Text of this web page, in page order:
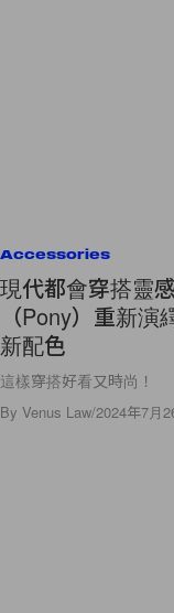
Accessories
現代都會穿搭靈
（Pony）重新
新配色
這樣穿搭好看又時尚！
By Venus Law/2024年7月